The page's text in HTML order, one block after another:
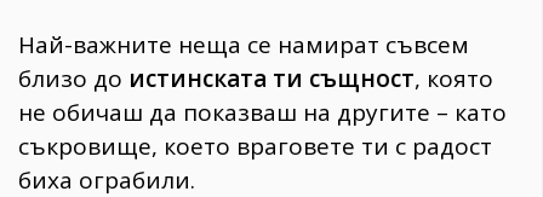
Най-важните неща се намират съвсем
близо до истинската ти същност, която
не обичаш да показваш на другите – като
съкровище, което враговете ти с радост
биха ограбили.